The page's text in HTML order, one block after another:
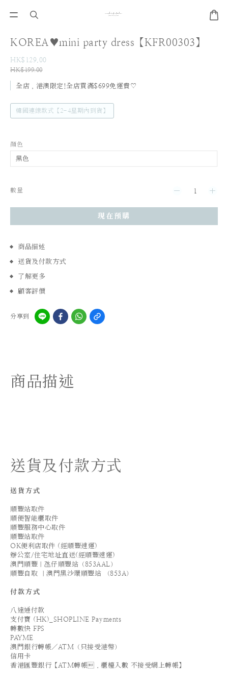
KOREA♥mini party dress【KFR00303】
HK$129.00
HK$199.00
全店，港澳限定!全店買滿$699免運費♡
韓國連線款式【2-4星期內到貨】
顏色
數量
現在預購
商品描述
送貨及付款方式
了解更多
顧客評價
分享到
商品描述
送貨及付款方式
送貨方式
順豐站取件
順便智能櫃取件
順豐服務中心取件
順豐站取件
OK便利店取件 (經順豐速運)
辦公室/住宅地址直送(經順豐速運)
澳門順豐｜氹仔順豐站（853AAL）
順豐自取 ｜澳門黑沙環順豐站 （853A）
付款方式
八達通付款
支付寶 (HK)_SHOPLINE Payments
轉數快 FPS
PAYME
澳門銀行轉帳／ATM（只接受港幣）
信用卡
香港匯豐銀行【ATM轉帳．櫃檯入數 不接受網上轉帳】